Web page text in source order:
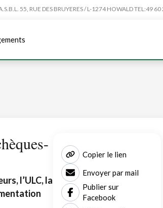
55, RUE DES BRUYERES / L-1274 HOWALD TEL:49
l’ULC, la
Copier le lien
Envoyer par mail
Publier sur
Facebook